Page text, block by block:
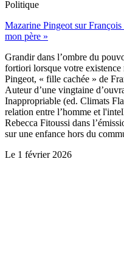
Politique
Mazarine Pingeot sur
mon père »
Grandir dans l’ombre du
fortiori lorsque votre existence
Pingeot, « fille cachée » de
Auteur d’une vingtaine
Inappropriable (ed. Climats
relation entre l’homme et
Rebecca Fitoussi dans
sur une enfance hors du
Le 1 février 2026